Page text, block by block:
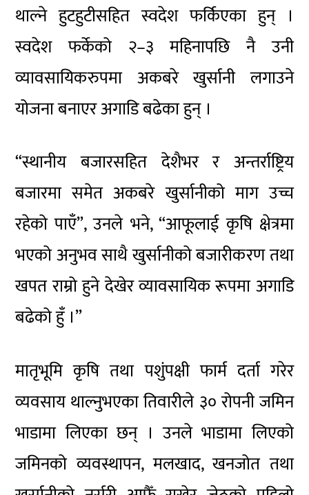
थाल्ने हुटहुटीसहित स्वदेश फर्किएका हुन् ।
स्वदेश फर्केको २–३ महिनापछि नै उनी
व्यावसायिकरुपमा अकबरे खुर्सानी लगाउने
योजना बनाएर अगाडि बढेका हुन् ।
“स्थानीय बजारसहित देशैभर र अन्तर्राष्ट्रिय
बजारमा समेत अकबरे खुर्सानीको माग उच्च
रहेको पाएँ”, उनले भने, “आफूलाई कृषि क्षेत्रमा
भएको अनुभव साथै खुर्सानीको बजारीकरण तथा
खपत राम्रो हुने देखेर व्यावसायिक रूपमा अगाडि
बढेको हुँ ।”
मातृभूमि कृषि तथा पशुंपक्षी फार्म दर्ता गरेर
व्यवसाय थाल्नुभएका तिवारीले ३० रोपनी जमिन
भाडामा लिएका छन् । उनले भाडामा लिएको
जमिनको व्यवस्थापन, मलखाद, खनजोत तथा